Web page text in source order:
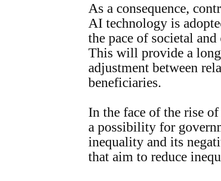
As a consequence,
AI technology is
the pace of societal
This will provide a
adjustment between
beneficiaries.
In the face of the rise
a possibility for
inequality and its
that aim to reduce